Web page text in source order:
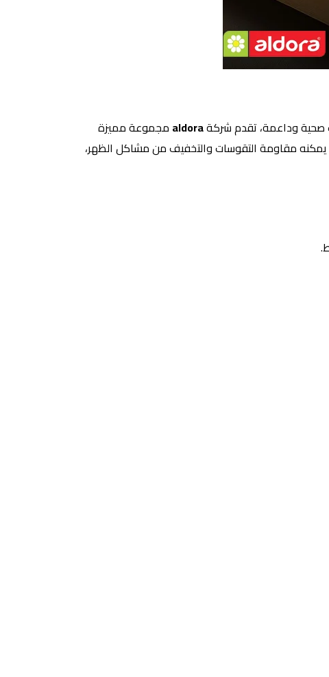
صحية وداعمة، تقدم شركةaldora مجموعة مميزة
يمكنه مقاومة التقوسات والتخفيف من مشاكل الظهر،